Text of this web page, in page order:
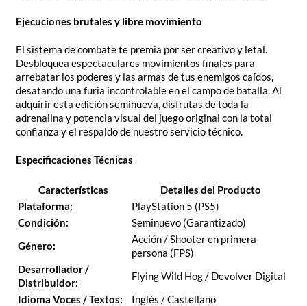
Ejecuciones brutales y libre movimiento
El sistema de combate te premia por ser creativo y letal.
Desbloquea espectaculares movimientos finales para
arrebatar los poderes y las armas de tus enemigos caídos,
desatando una furia incontrolable en el campo de batalla. Al
adquirir esta edición seminueva, disfrutas de toda la
adrenalina y potencia visual del juego original con la total
confianza y el respaldo de nuestro servicio técnico.
Especificaciones Técnicas
Características
Detalles del Producto
Plataforma:
PlayStation 5 (PS5)
Condición:
Seminuevo (Garantizado)
Género:
Acción / Shooter en primera
persona (FPS)
Desarrollador /
Distribuidor:
Flying Wild Hog / Devolver Digital
Idioma Voces / Textos:
Inglés / Castellano